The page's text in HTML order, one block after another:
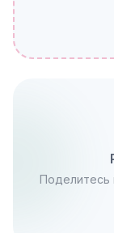
Поделитесь